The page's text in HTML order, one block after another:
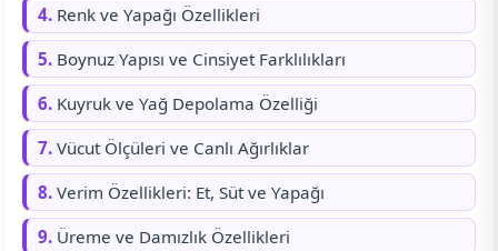
4. Renk ve Yapağı Özellikleri
5. Boynuz Yapısı ve Cinsiyet Farklılıkları
6. Kuyruk ve Yağ Depolama Özelliği
7. Vücut Ölçüleri ve Canlı Ağırlıklar
8. Verim Özellikleri: Et, Süt ve Yapağı
9. Üreme ve Damızlık Özellikleri